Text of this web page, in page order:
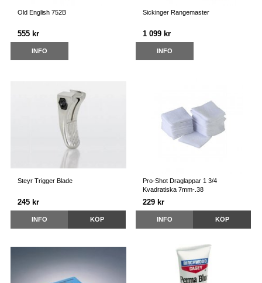
Old English 752B
555 kr
INFO
Sickinger Rangemaster
1 099 kr
INFO
Steyr Trigger Blade
245 kr
INFO KÖP
Pro-Shot Draglappar 1 3/4
Kvadratiska 7mm-.38
229 kr
INFO KÖP